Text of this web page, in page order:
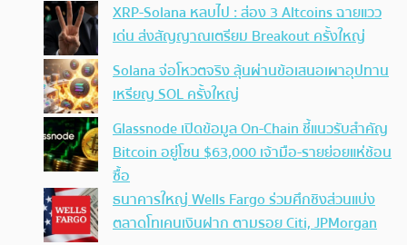
XRP-Solana หลบไป : ส่อง 3 Altcoins ฉายแวว
เด่น ส่งสัญญาณเตรียม Breakout ครั้งใหญ่
Solana จ่อโหวตจริง ลุ้นผ่านข้อเสนอเผาอุปทาน
เหรียญ SOL ครั้งใหญ่
Glassnode เปิดข้อมูล On-Chain ชี้แนวรับสำคัญ
Bitcoin อยู่โซน $63,000 เจ้ามือ-รายย่อยแห่ช้อน
ซื้อ
ธนาคารใหญ่ Wells Fargo ร่วมศึกชิงส่วนแบ่ง
ตลาดโทเคนเงินฝาก ตามรอย Citi, JPMorgan